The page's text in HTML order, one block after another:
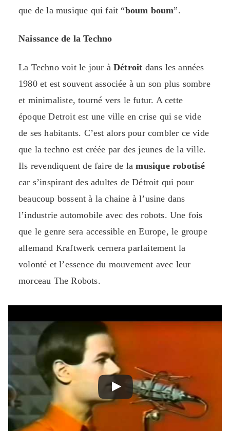
que de la musique qui fait “boum boum”.
Naissance de la Techno
La Techno voit le jour à Détroit dans les années
1980 et est souvent associée à un son plus sombre
et minimaliste, tourné vers le futur. A cette
époque Detroit est une ville en crise qui se vide
de ses habitants. C’est alors pour combler ce vide
que la techno est créée par des jeunes de la ville.
Ils revendiquent de faire de la musique robotisé
car s’inspirant des adultes de Détroit qui pour
beaucoup bossent à la chaine à l’usine dans
l’industrie automobile avec des robots. Une fois
que le genre sera accessible en Europe, le groupe
allemand Kraftwerk cernera parfaitement la
volonté et l’essence du mouvement avec leur
morceau The Robots.